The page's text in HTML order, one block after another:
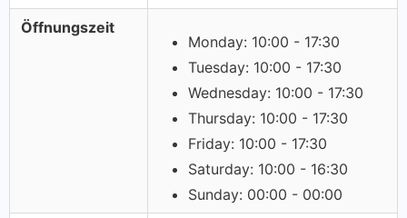
Öffnungszeit
Monday: 10:00 - 17:30
Tuesday: 10:00 - 17:30
Wednesday: 10:00 - 17:30
Thursday: 10:00 - 17:30
Friday: 10:00 - 17:30
Saturday: 10:00 - 16:30
Sunday: 00:00 - 00:00